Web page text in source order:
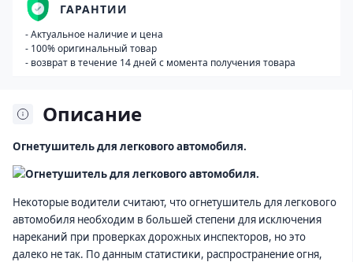
Описание
Огнетушитель для легкового автомобиля.
Некоторые водители считают, что огнетушитель длялегкового
автомобиля необходим в большей степени для исключения
нареканий при проверках дорожных инспекторов, но это
далеко не так. По данным статистики, распространение огня,
ГАРАНТИИ
- Актуальное наличие и цена
- 100% оригинальный товар
- возврат в течение 14 дней с момента получения товара